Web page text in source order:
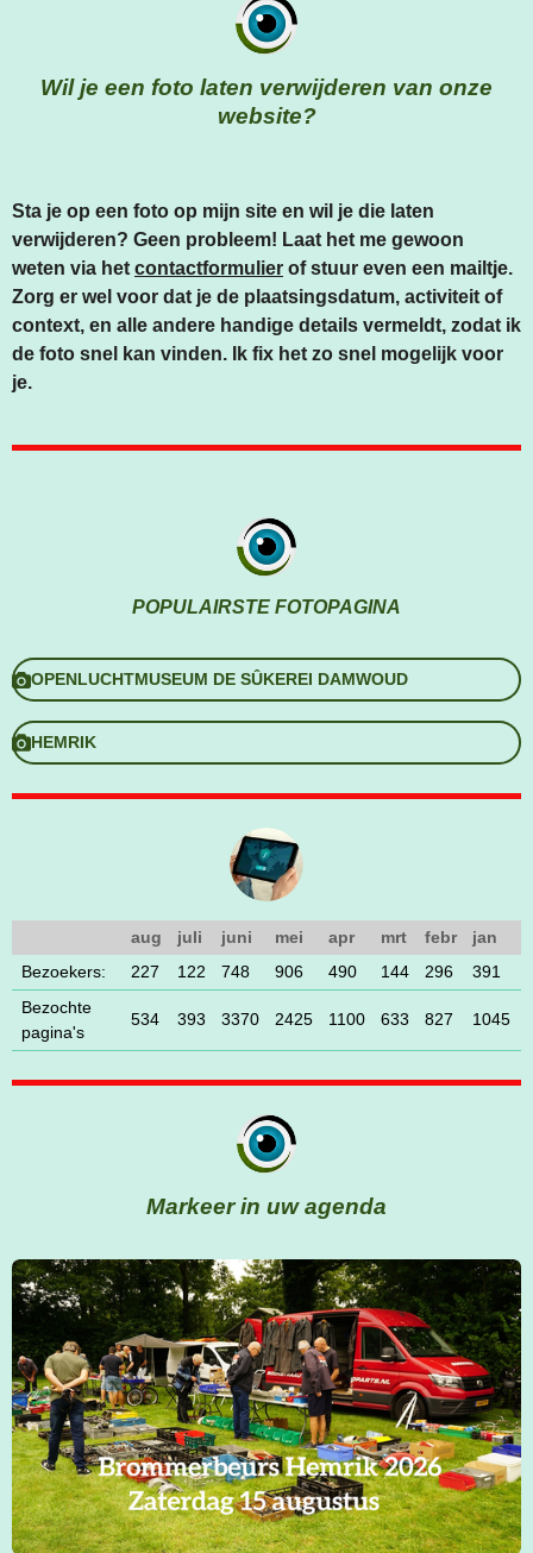
O
T
A
G
R
A
Wil je een foto laten verwijderen van onze
website?
Sta je op een foto op mijn site en wil je die laten
verwijderen? Geen probleem! Laat het me gewoon
weten via het contactformulier of stuur even een mailtje.
Zorg er wel voor dat je de plaatsingsdatum, activiteit of
context, en alle andere handige details vermeldt, zodat ik
de foto snel kan vinden. Ik fix het zo snel mogelijk voor
je.
POPULAIRSTE FOTOPAGINA
OPENLUCHTMUSEUM DE SÛKEREI DAMWOUD
HEMRIK
aug juli juni mei apr mrt febr
jan
Bezoekers:
227 122 748 906 490 144 296
391
Bezochte
pagina's
534 393 3370 2425 1100 633 827 1045
Markeer in uw agenda